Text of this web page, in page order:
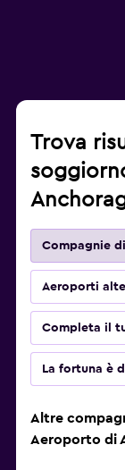
Trova
Compagnie
Aeroporti
Completa il
La fortuna è
Altre
Aeroporto di